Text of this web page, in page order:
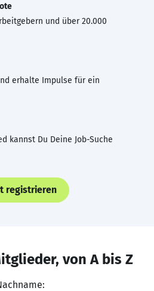
und über 20.000
erhalte Impulse für ein
kannst Du Deine Job-Suche
registrieren
von A bis Z